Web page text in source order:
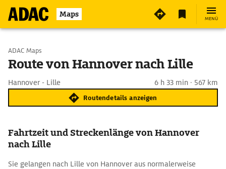
Maps MENÜ
Start wählen
ADAC Maps
Route von Hannover nach Lille
Hannover - Lille 6 h 33 min · 567 km
Routendetails anzeigen
Fahrtzeit und Streckenlänge von Hannover
nach Lille
Sie gelangen nach Lille von Hannover aus normalerweise